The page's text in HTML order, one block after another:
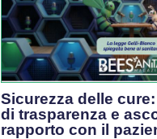
Sicurezza delle
di trasparenza e
rapporto con il